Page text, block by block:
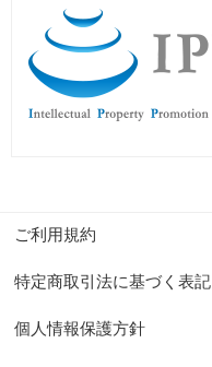
ご利用規約
特定商取引法に基づく表記
個人情報保護方針